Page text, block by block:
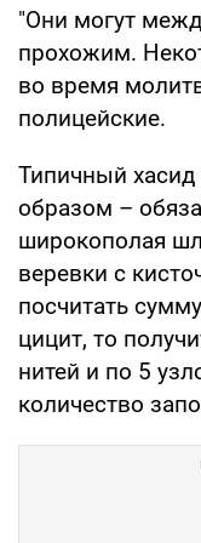
"Они могут
прохожим.
во время
полицейские.
Типичный хасид
образом –
широкополая
веревки с
посчитать
цицит, то
нитей и по 5
количество